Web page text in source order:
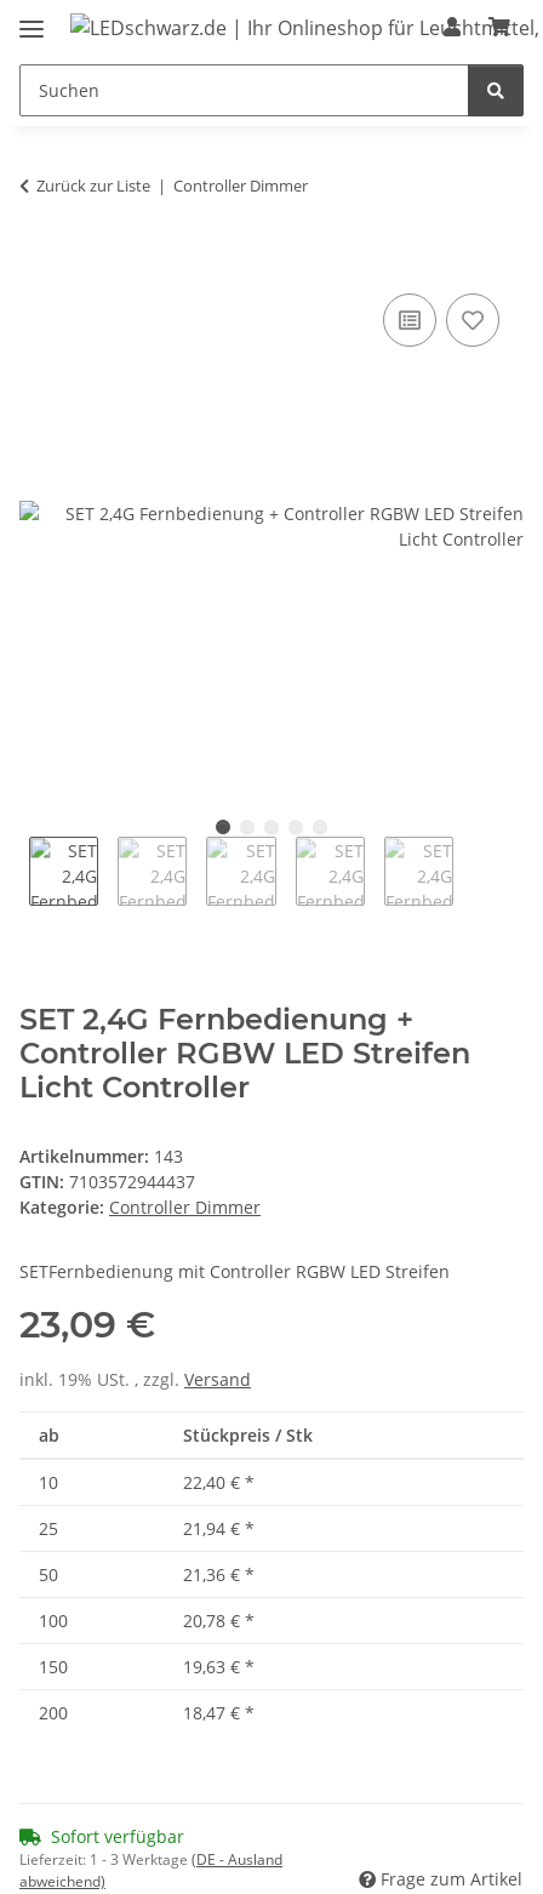
Zurück zur Liste Controller Dimmer
SET 2,4G Fernbedienung +
Controller RGBW LED Streifen
Licht Controller
Artikelnummer: 143
GTIN: 7103572944437
Kategorie: Controller Dimmer
SETFernbedienung mit Controller RGBW LED Streifen
23,09 €
inkl. 19% USt. , zzgl. Versand
ab Stückpreis / Stk
10 22,40 € *
25
21,94 € *
50
21,36 € *
100
20,78 € *
150
19,63 € *
200
18,47 € *
Sofort verfügbar
Lieferzeit: 1 - 3 Werktage (DE - Ausland
abweichend)
Frage zum Artikel